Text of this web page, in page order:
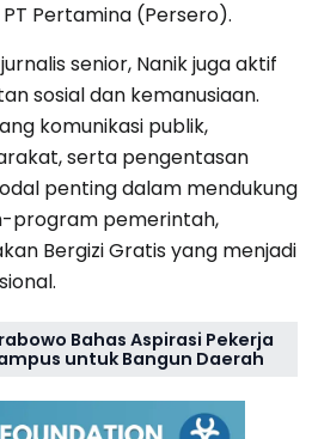
Pertamina (Persero).
senior, Nanik juga aktif
sosial dan kemanusiaan.
komunikasi publik,
serta pengentasan
penting dalam mendukung
program pemerintah,
Bergizi Gratis yang menjadi
Bahas Aspirasi Pekerja
untuk Bangun Daerah